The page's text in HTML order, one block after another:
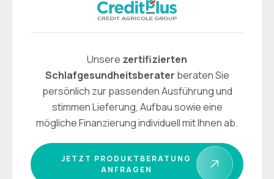
Unsere zertifizierten
Schlafgesundheitsberater beraten Sie
persönlich zur passenden Ausführung und
stimmen Lieferung, Aufbau sowie eine
mögliche Finanzierung individuell mit Ihnen ab.
JETZT PRODUKTBERATUNG
ANFRAGEN